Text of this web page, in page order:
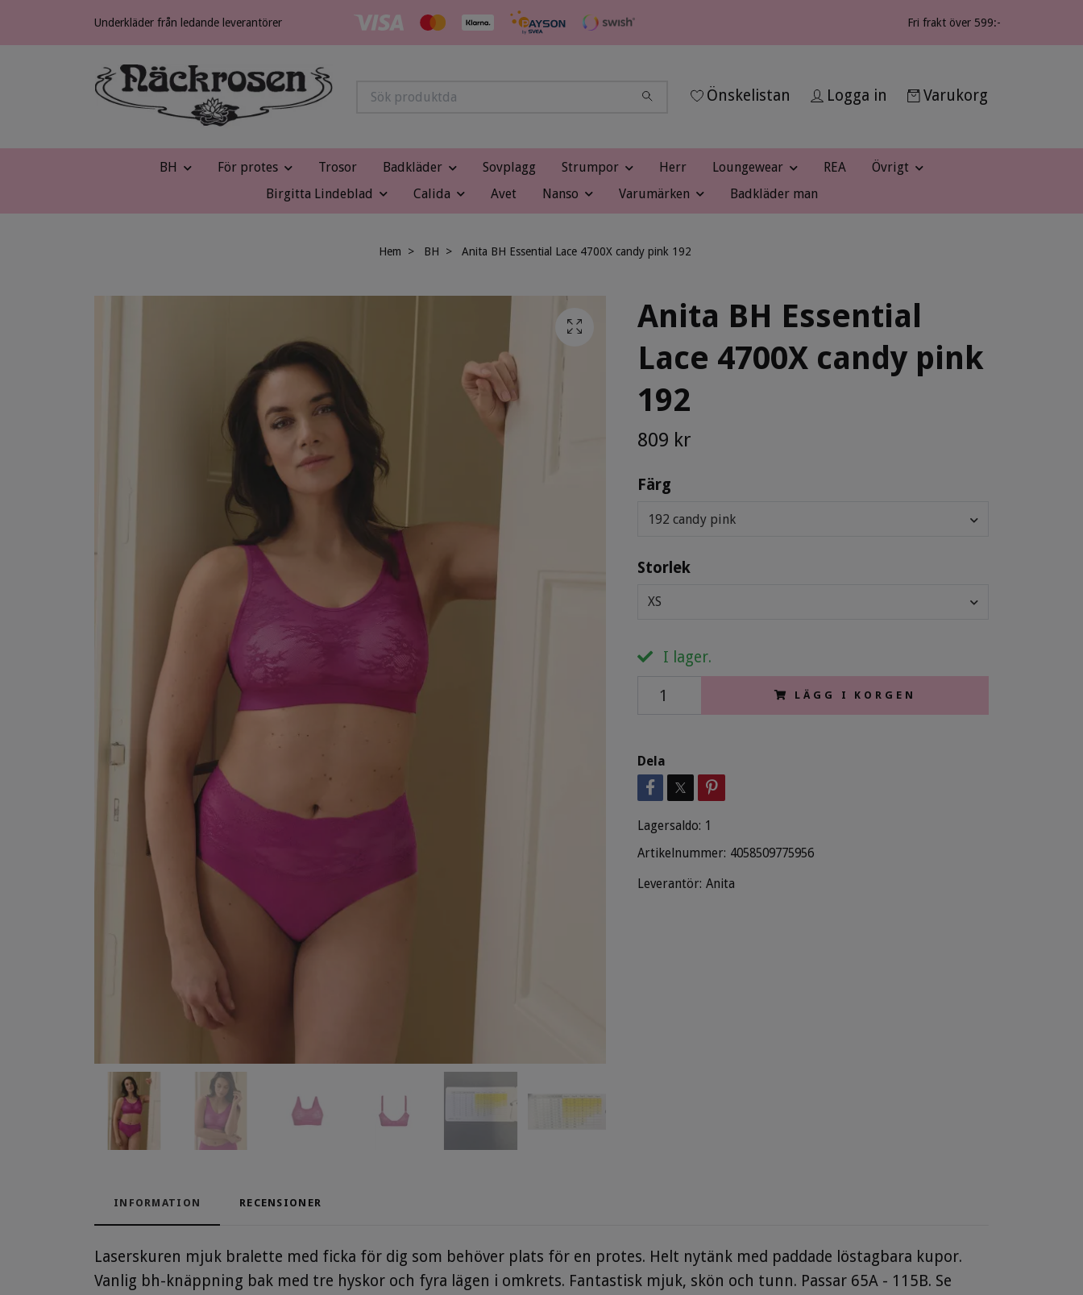
Underkläder från ledande leverantörer Fri frakt över 599:-
Önskelistan Logga in Varukorg
BH För protes Trosor Badkläder Sovplagg Strumpor Herr Loungewear REA
Övrigt
Birgitta Lindeblad
Calida Avet Nanso Varumärken Badkläder man
Hem BH Anita BH Essential Lace 4700X candy pink 192
Anita BH Essential
Lace 4700X candy pink
192
809 kr
Färg
192 candy pink
Storlek
XS
I lager.
LÄGG I KORGEN
Dela
Lagersaldo: 1
Artikelnummer: 4058509775956
Leverantör: Anita
INFORMATION RECENSIONER
Laserskuren mjuk bralette med ficka för dig som behöver plats för en protes. Helt nytänk med paddade löstagbara kupor.
Vanlig bh-knäppning bak med tre hyskor och fyra lägen i omkrets. Fantastisk mjuk, skön och tunn. Passar 65A - 115B. Se